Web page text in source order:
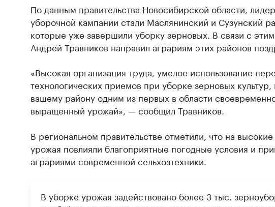
По данным правительства Новосибирской области,
уборочной кампании стали Маслянинский и Сузунский
которые уже завершили уборку зерновых. В связи с
Андрей Травников направил аграриям этих районов
«Высокая организация труда, умелое использование
технологических приемов при уборке зерновых культур,
вашему району одним из первых в области
выращенный урожай», — сообщил Травников.
В региональном правительстве отметили, что на
урожая повлияли благоприятные погодные условия и
аграриями современной сельхозтехники.
В уборке урожая задействовано более 3 тыс.